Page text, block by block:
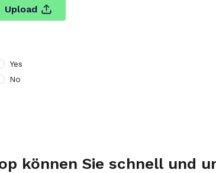
Upload
Yes
No
können Sie schnell und